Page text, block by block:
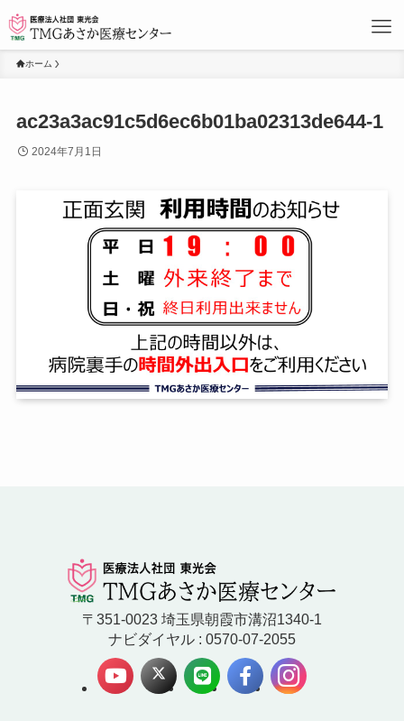
ホーム
ac23a3ac91c5d6ec6b01ba02313de644-1
2024年7月1日
〒351-0023 埼玉県朝霞市溝沼1340-1
ナビダイヤル : 0570-07-2055